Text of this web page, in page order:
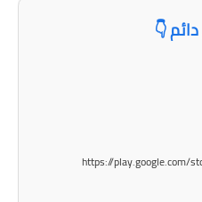
دروس
👇
https://play.google.com/